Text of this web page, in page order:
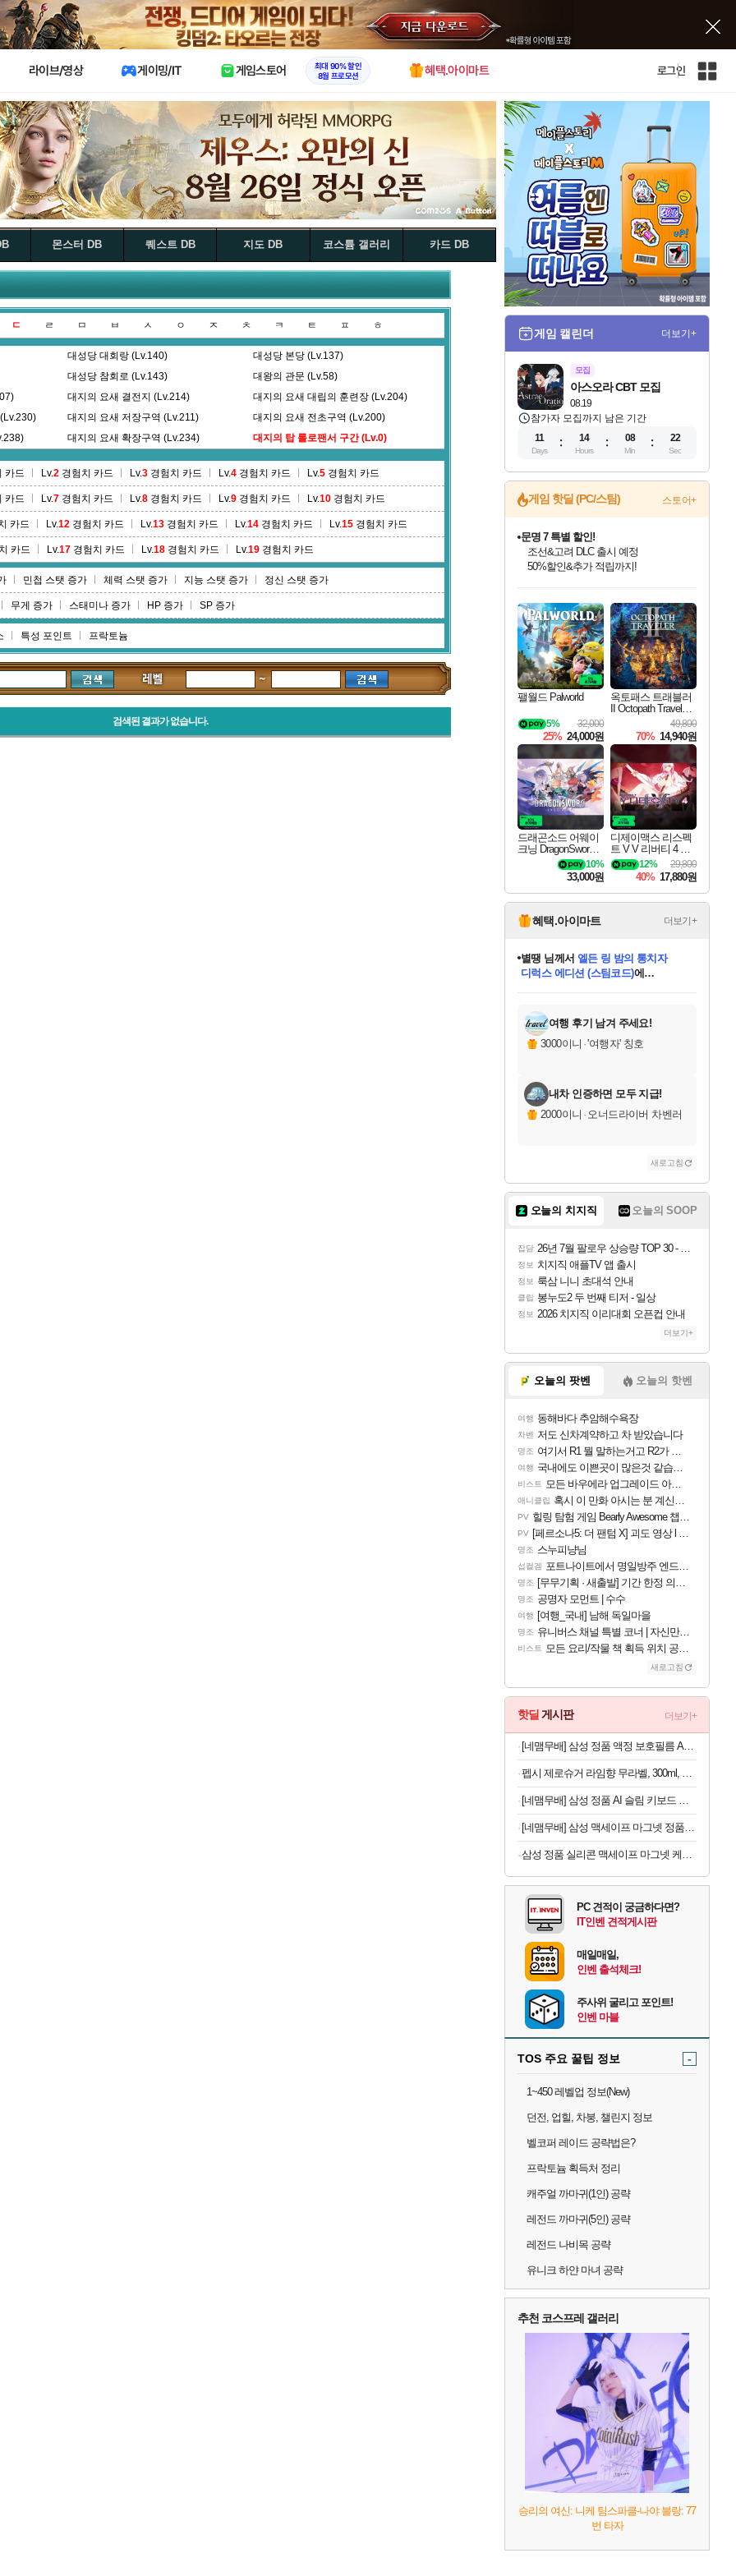
X
라이브/영상 게이밍/IT 게임스토어
최대 90% 할인
8월 프로모션
혜택.아이마트 로그인
인
몬스터 DB 퀘스트 DB 지도 DB 코스튬 갤러리 카드 DB
ㄷ ㄹ ㅁ ㅂ ㅅ ㅇ ㅈ ㅊ ㅋ ㅌ ㅍ ㅎ
대성당 대회랑 (Lv.140)
대성당 본당 (Lv.137)
대성당 참회로 (Lv.143)
대왕의 관문 (Lv.58)
대지의 요새 결전지 (Lv.214)
대지의 요새 대립의 훈련장 (Lv.204)
대지의 요새 저장구역 (Lv.211)
대지의 요새 전초구역 (Lv.200)
대지의 요새 확장구역 (Lv.234)
대지의 탑 롤로팬서 구간 (Lv.0)
덧댄다리 숲 (Lv.452)
델무어 내성 (Lv.466)
델무어 소작촌 (Lv.460)
델무어 외성 (Lv.464)
델무어 정원 (Lv.468)
도심성벽 제 8구역 (Lv.289)
딩고파실 지구 (Lv.207)
카드 Lv.2 경험치 카드 Lv.3 경험치 카드 Lv.4 경험치 카드 Lv.5 경험치 카드
카드 Lv.7 경험치 카드 Lv.8 경험치 카드 Lv.9 경험치 카드 Lv.10 경험치 카드
카드 Lv.12 경험치 카드 Lv.13 경험치 카드 Lv.14 경험치 카드 Lv.15 경험치 카드
카드 Lv.17 경험치 카드 Lv.18 경험치 카드 Lv.19 경험치 카드
민첩 스탯 증가 체력 스탯 증가 지능 스탯 증가 정신 스탯 증가
무게 증가 스태미나 증가 HP 증가 SP 증가
특성 포인트 프락토늄
검색된 결과가 없습니다.
게임 캘린더 더보기+
모집
08.19
아스오라 CBT 모집
참가자 모집까지 남은 기간
11
Days
14
Hours
08
Min
21
Sec
게임 핫딜 (PC/스팀) 스토어+
최대 90% 할인가를 만나보세요!
네이버혜택과 함께 만나보세요!
문명 7 특별 할인!
조선&고려 DLC 출시 예정
50%할인&추가 적립까지!
네이버 포인트 혜택까지!
이니&베니 혜택까지!
네이버 혜택가와 함께 예약하세요!
할인&네이버혜택으로 만나보세요!
네이버페이 혜택과 만나보세요!
40주년 프로모션으로 만나보세요!
할인가에 만나보세요!
일부 에디션 상시 할인!
혜택으로 예약 판매 중
편안하게 충전하세요
팰월드 Palworld
32,000
5%
25% 24,000원
옥토패스 트래블러
II Octopath Traveler I
49,800
70% 14,940원
드래곤소드 어웨이
크닝 DragonSword A
10%
33,000원
디제이맥스 리스펙
트 V V 리버티 4 팩
DJMAX RESPECT
V V Liberty 4 Pack D
29,800
12%
40% 17,880원
혜택.아이마트 더보기+
교환.
디럭스 에디션 (스팀코드) 에
당첨되셨습니다.
니코님께서(본편포함) 데이브 더
당첨되셨습니다.
당첨되셨습니다.
당첨되셨습니다.
당첨되셨습니다.
당첨되셨습니다.
당첨되셨습니다.
에디션 (스팀코드) 를 교환.
당첨되셨습니다.
여행 후기 남겨 주세요!
3000이니 ·'여행자' 칭호
내차 인증하면 모두 지급!
2000이니 · 오너드라이버 차벤러
새로고침
오늘의 치지직 오늘의 SOOP
잡담 26년 7월 팔로우 상승량 TOP 30 - 월간 치지직
정보 치지직 애플TV 앱 출시
정보 룩삼 니니 초대석 안내
클립 봉누도2 두 번째 티저 - 일상
정보 2026 치지직 이리대회 오픈컵 안내
더보기+
오늘의 팟벤 오늘의 핫벤
여행 동해바다 추암해수욕장
차벤 저도 신차계약하고 차 받았습니다
명조 여기서 R1 뭘 말하는거고 R2가 뭘말하는걸까요?
여행 국내에도 이쁜곳이 많은것 같습니다
비스트 모든 바우에라 업그레이드 아이템 획득 위치 공략 (89개)
애니클립 혹시 이 만화 아시는 분 계신가요
PV 힐링 탐험 게임 Bearly Awesome 챕터 1 트레일러
PV [페르소나5: 더 팬텀 X] 괴도 영상 l 타카마키 안·댄싱 스타
명조 스누피냥님
섭컬겜 포트나이트에서 명일방주 엔드필드 [펠리카] 판매 예정
명조 [무무기획 · 새출발] 기간 한정 의뢰 이벤트
명조 공명자 모먼트 | 수수
여행 [여행_국내] 남해 독일마을
명조 유니버스 채널 특별 코너 | 자신만의 스타일
비스트 모든 요리/작물 책 획득 위치 공략 (36개) - 미식가 도전과제
새로고침
핫딜 게시판 더보기+
[네맴무배] 삼성 정품 액정 보호필름 AR 스크린 프로텍터 갤럭시Z 폴드8 울트라, 2매입
펩시 제로슈거 라임향 무라벨, 300ml, 20개
[네맴무배] 삼성 정품 AI 슬림 키보드 북커버 케이스 블랙, 갤럭시 탭 S11
[네맴무배] 삼성 맥세이프 마그넷 정품 플라베어 댄싱베어 미러 케이스 커버 갤럭시S26
삼성 정품 실리콘 맥세이프 마그넷 케이스 커버 크림, 갤럭시Z 폴드8
PC 견적이 궁금하다면?
IT인벤 견적게시판
매일매일,
인벤 출석체크!
주사위 굴리고 포인트!
인벤 마블
TOS 주요 꿀팁 정보 -
1~450 레벨업 정보(New)
던전, 업힐, 차붕, 챌린지 정보
벨코퍼 레이드 공략법은?
프락토늄 획득처 정리
캐주얼 까마귀(1인) 공략
레전드 까마귀(5인) 공략
레전드 나비목 공략
유니크 하얀 마녀 공략
추천 코스프레 갤러리
승리의 여신: 니케 팀스파클-나야 블랑: 77
번 타자